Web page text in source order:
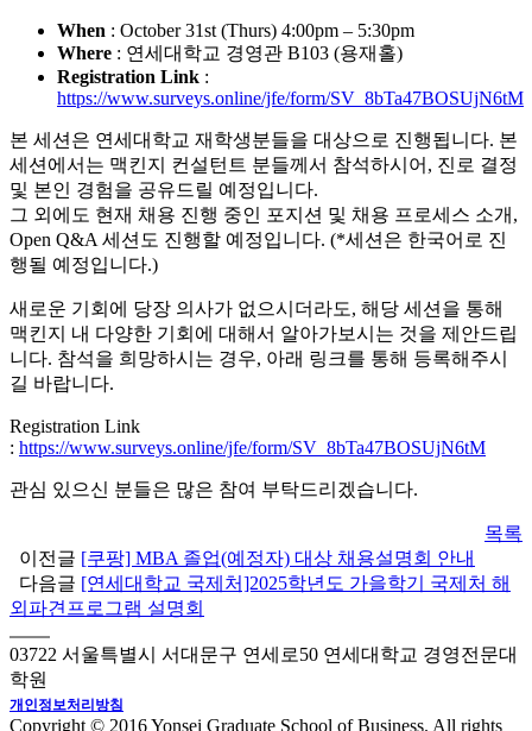
When : October 31st (Thurs) 4:00pm – 5:30pm
Where : 연세대학교 경영관 B103 (용재홀)
Registration Link :
https://www.surveys.online/jfe/form/SV_8bTa47BOSUjN6tM
본 세션은 연세대학교 재학생분들을 대상으로 진행됩니다. 본
세션에서는 맥킨지 컨설턴트 분들께서 참석하시어, 진로 결정
및 본인 경험을 공유드릴 예정입니다.
그 외에도 현재 채용 진행 중인 포지션 및 채용 프로세스 소개,
Open Q&A 세션도 진행할 예정입니다. (*세션은 한국어로 진
행될 예정입니다.)
새로운 기회에 당장 의사가 없으시더라도, 해당 세션을 통해
맥킨지 내 다양한 기회에 대해서 알아가보시는 것을 제안드립
니다. 참석을 희망하시는 경우, 아래 링크를 통해 등록해주시
길 바랍니다.
Registration Link
: https://www.surveys.online/jfe/form/SV_8bTa47BOSUjN6tM
관심 있으신 분들은 많은 참여 부탁드리겠습니다.
목록
이전글 [쿠팡] MBA 졸업(예정자) 대상 채용설명회 안내
다음글 [연세대학교 국제처]2025학년도 가을학기 국제처 해
외파견프로그램 설명회
03722 서울특별시 서대문구 연세로50 연세대학교 경영전문대
학원
개인정보처리방침
Copyright © 2016 Yonsei Graduate School of Business. All rights